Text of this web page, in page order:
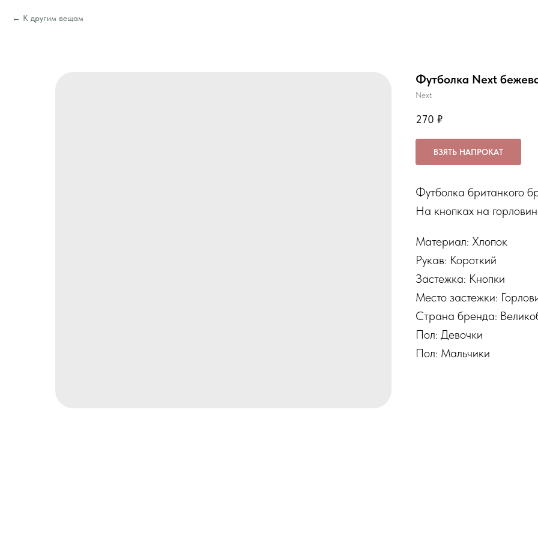
К другим вещам
Футболка Next
Next
270 ₽
ВЗЯТЬ НАПРОКАТ
Футболка британкого
На кнопках на
Материал: Хлопок
Рукав: Короткий
Застежка: Кнопки
Место застежки:
Страна бренда:
Пол: Девочки
Пол: Мальчики